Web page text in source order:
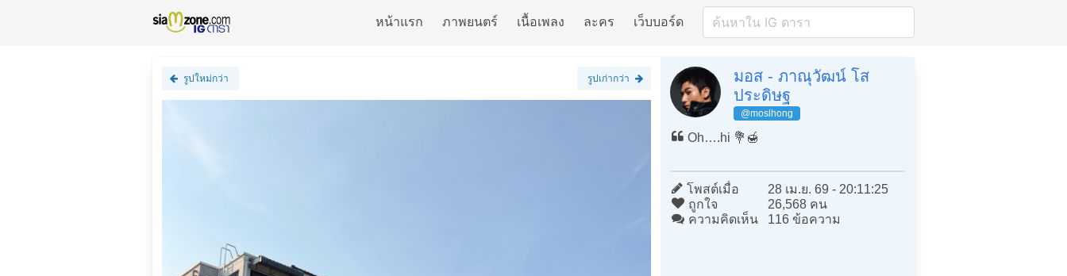
หน้าแรก ภาพยนตร์ เนื้อเพลง ละคร เว็บบอร์ด
รูปใหม่กว่า รูปเก่ากว่า
มอส - ภาณุวัฒน์ โส
ประดิษฐ
@moslhong
Oh….hi 💐🍯
โพสต์เมื่อ
28 เม.ย. 69 - 20:11:25
ถูกใจ
26,568 คน
ความคิดเห็น
116 ข้อความ